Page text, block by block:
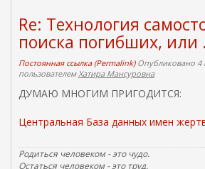
Re: Технология
поиска погибших, или
Постоянная ссылка (Permalink)Опубликовано 4
пользователемХатира Мансуровна
ДУМАЮ МНОГИМ ПРИГОДИТСЯ:
Центральная База данных имен
Родиться человеком - это чудо.
Остаться человеком - это труд.